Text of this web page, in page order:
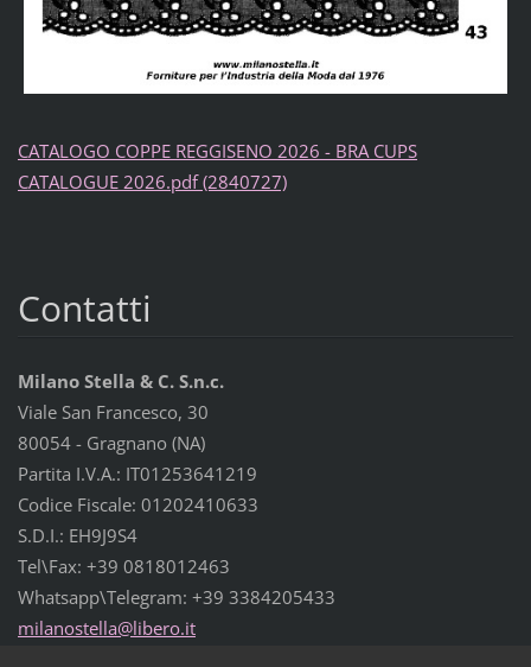
CATALOGO COPPE REGGISENO 2026 - BRA CUPS
CATALOGUE 2026.pdf (2840727)
Contatti
Milano Stella & C. S.n.c.
Viale San Francesco, 30
80054 - Gragnano (NA)
Partita I.V.A.: IT01253641219
Codice Fiscale: 01202410633
S.D.I.: EH9J9S4
Tel\Fax: +39 0818012463
Whatsapp\Telegram: +39 3384205433
milanostella@libero.it